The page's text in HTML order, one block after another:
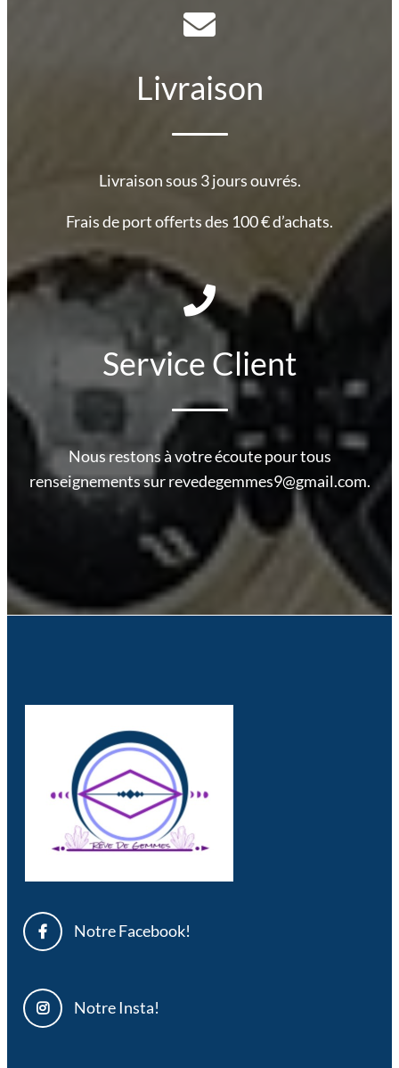
Livraison
Livraison sous 3 jours ouvrés.
Frais de port offerts des 100 € d’achats.
Service Client
Nous restons à votre écoute pour tous
renseignements sur revedegemmes9@gmail.com.
Notre Facebook!
Notre Insta!